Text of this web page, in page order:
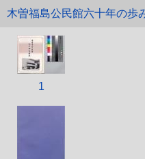
木曽福島公民館六十年の歩
1